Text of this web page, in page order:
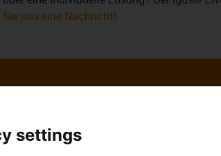
Sie uns eine Nachricht!
Fragen auch
settings